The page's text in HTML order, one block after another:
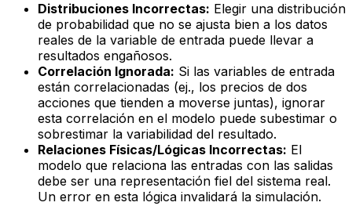
Distribuciones Incorrectas: Elegir una distribución
de probabilidad que no se ajusta bien a los datos
reales de la variable de entrada puede llevar a
resultados engañosos.
Correlación Ignorada: Si las variables de entrada
están correlacionadas (ej., los precios de dos
acciones que tienden a moverse juntas), ignorar
esta correlación en el modelo puede subestimar o
sobrestimar la variabilidad del resultado.
Relaciones Físicas/Lógicas Incorrectas: El
modelo que relaciona las entradas con las salidas
debe ser una representación fiel del sistema real.
Un error en esta lógica invalidará la simulación.